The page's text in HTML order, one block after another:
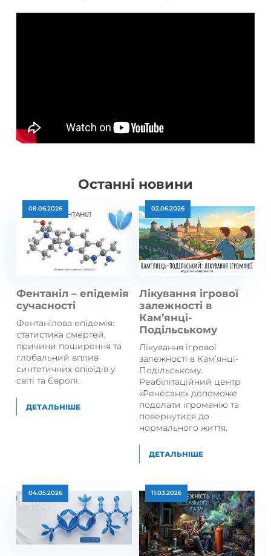
Останні новини
Фентаніл – епідемія
сучасності
08.06.2026
Фентанілова епідемія:
статистика смертей,
причини поширення та
глобальний вплив
синтетичних опіоїдів у
світі та Європі.
ДЕТАЛЬНІШЕ
Лікування ігрової
залежності в
Кам’янці-
Подільському
02.06.2026
Лікування ігрової
залежності в Кам’янці-
Подільському.
Реабілітаційний центр
«Ренесанс» допоможе
подолати ігроманію та
повернутися до
нормального життя.
ДЕТАЛЬНІШЕ
04.05.2026 11.03.2026